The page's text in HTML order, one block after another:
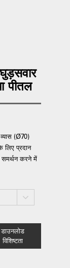
पीतल
(Ø70)
लिए प्रदान
करने में
डाउनलोड
विशिष्टता